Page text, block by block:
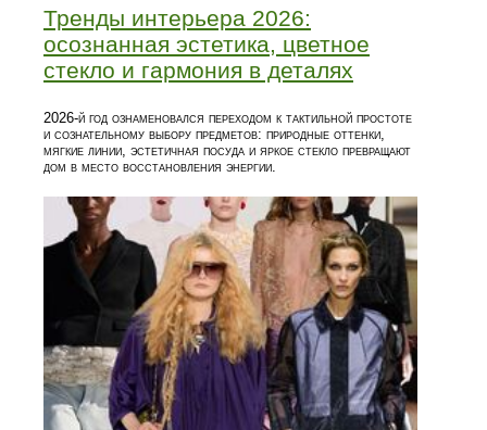
Тренды интерьера 2026:
осознанная эстетика, цветное
стекло и гармония в деталях
2026‑й год ознаменовался переходом к тактильной простоте
и сознательному выбору предметов: природные оттенки,
мягкие линии, эстетичная посуда и яркое стекло превращают
дом в место восстановления энергии.